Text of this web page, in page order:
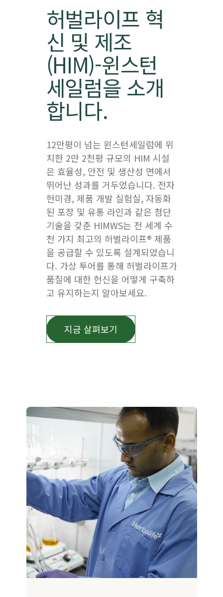
허벌라이프 혁
신 및 제조
(HIM)-윈스턴
세일럼을 소개
합니다.
12만평이 넘는 윈스턴세일럼에 위
치한 2만 2천평 규모의 HIM 시설
은 효율성, 안전 및 생산성 면에서
뛰어난 성과를 거두었습니다. 전자
현미경, 제품 개발 실험실, 자동화
된 포장 및 유통 라인과 같은 첨단
기술을 갖춘 HIMWS는 전 세계 수
천 가지 최고의 허벌라이프® 제품
을 공급할 수 있도록 설계되었습니
다. 가상 투어를 통해 허벌라이프가
품질에 대한 헌신을 어떻게 구축하
고 유지하는지 알아보세요.
지금 살펴보기